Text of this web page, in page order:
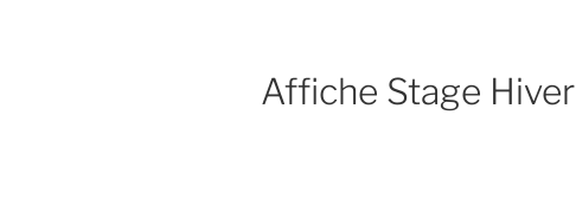
Affiche Stage Hiver